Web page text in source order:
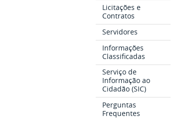
Licitações e
Contratos
Servidores
Informações
Classificadas
Serviço de
Informação ao
Cidadão (SIC)
Perguntas
Frequentes